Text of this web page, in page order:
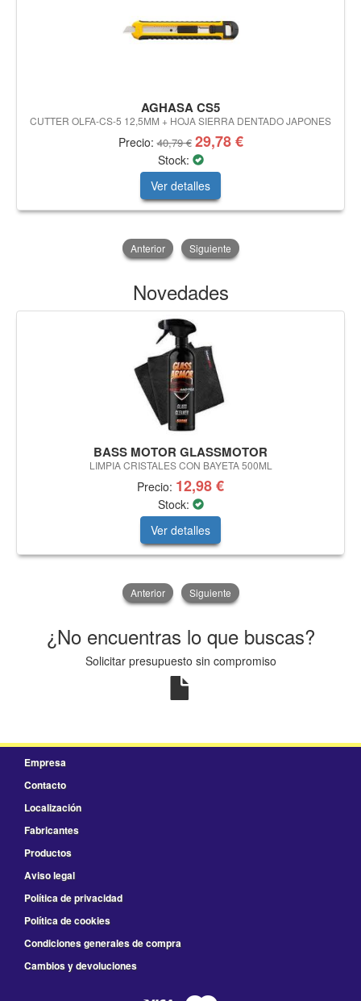
AGHASA CS5
CUTTER OLFA-CS-5 12,5MM + HOJA SIERRA DENTADO JAPONES
Precio:40,79 € 29,78 €
Stock:
Ver detalles
Anterior Siguiente
Novedades
BASS MOTOR GLASSMOTOR
LIMPIA CRISTALES CON BAYETA 500ML
Precio: 12,98 €
Stock:
Ver detalles
Anterior Siguiente
¿No encuentras lo que buscas?
Solicitar presupuesto sin compromiso
Empresa
Contacto
Localización
Fabricantes
Productos
Aviso legal
Política de privacidad
Política de cookies
Condiciones generales de compra
Cambios y devoluciones